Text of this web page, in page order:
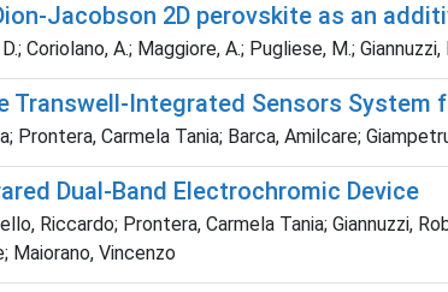
Jacobson 2D perovskite as an
Coriolano, A.; Maggiore, A.; Pugliese, M.;
Transwell-Integrated Sensors System
Prontera, Carmela Tania; Barca, Amilcare;
Dual-Band Electrochromic Device
Riccardo; Prontera, Carmela Tania; Giannuzzi,
Maiorano, Vincenzo